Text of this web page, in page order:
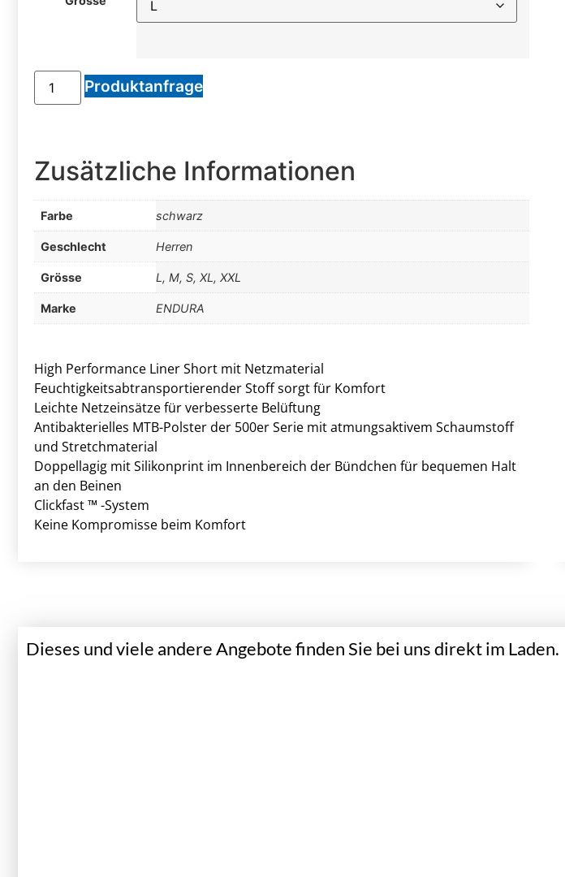
Produktanfrage
Zusätzliche Informationen
Farbe schwarz
Geschlecht Herren
Grösse L, M, S, XL, XXL
Marke ENDURA
High Performance Liner Short mit Netzmaterial
Feuchtigkeitsabtransportierender Stoff sorgt für Komfort
Leichte Netzeinsätze für verbesserte Belüftung
Antibakterielles MTB-Polster der 500er Serie mit atmungsaktivem Schaumstoff
und Stretchmaterial
Doppellagig mit Silikonprint im Innenbereich der Bündchen für bequemen Halt
an den Beinen
Clickfast ™ -System
Keine Kompromisse beim Komfort
Dieses und viele andere Angebote finden Sie bei uns direkt im Laden.